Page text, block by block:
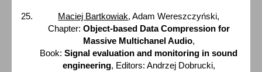
Maciej Bartkowiak, Adam Wereszczyński,
Chapter: Object-based Data Compression for
Massive Multichanel Audio,
Book:Signal evaluation and monitoring in sound
engineering, Editors: Andrzej Dobrucki,